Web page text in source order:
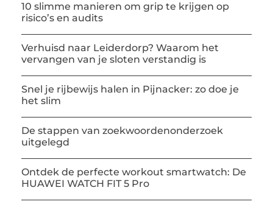
10 slimme manieren om grip te krijgen op
risico’s en audits
Verhuisd naar Leiderdorp? Waarom het
vervangen van je sloten verstandig is
Snel je rijbewijs halen in Pijnacker: zo doe je
het slim
De stappen van zoekwoordenonderzoek
uitgelegd
Ontdek de perfecte workout smartwatch: De
HUAWEI WATCH FIT 5 Pro